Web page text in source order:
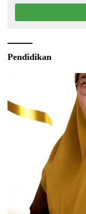
Pendidikan